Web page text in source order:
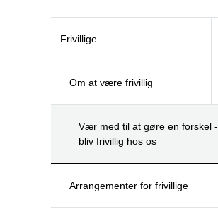
Frivillige
Om at være frivillig
Vær med til at gøre en forskel -
bliv frivillig hos os
Arrangementer for frivillige